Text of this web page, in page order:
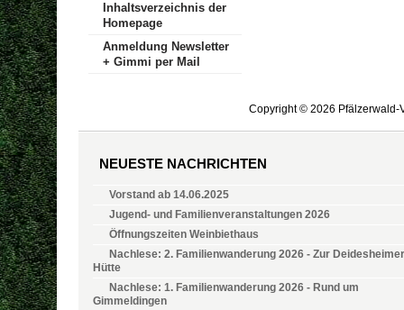
Inhaltsverzeichnis der
Homepage
Anmeldung Newsletter
+ Gimmi per Mail
Copyright © 2026 Pfälzerwald-
NEUESTE NACHRICHTEN
Vorstand ab 14.06.2025
Jugend- und Familienveranstaltungen 2026
Öffnungszeiten Weinbiethaus
Nachlese: 2. Familienwanderung 2026 - Zur Deidesheimer
Hütte
Nachlese: 1. Familienwanderung 2026 - Rund um
Gimmeldingen